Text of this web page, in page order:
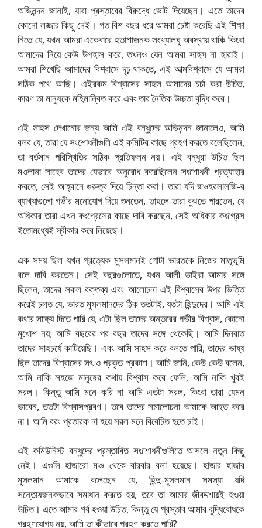
অভিনন্দন জানাই, যারা প্রস্তাবের বিরুদ্ধে ভোট দিয়েছেন। এতে তাদের
কোনো লজ্জার কিছু নেই। গত বিশ বছর ধরে আমরা চেষ্টা করেছি এই শিক্ষা
নিতে যে, যখন আমরা একেবারে হতাশাজনক সংখ্যালঘু অবস্থায় থাকি কিংবা
আমাদের নিয়ে কেউ উপহাস করে, তখনও যেন আমরা সাহস না হারাই।
আমরা শিখেছি আমাদের বিশ্বাসে দৃঢ় থাকতে, এই আত্মবিশ্বাসে যে আমরা
সঠিক পথে আছি। এইরকম বিশ্বাসের সাহস আমাদের চর্চা করা উচিত,
কারণ তা মানুষকে মহিমান্বিত করে এবং তার নৈতিক উচ্চতা বৃদ্ধি করে।
এই সাহস দেখানোর জন্য আমি এই বন্ধুদের অভিনন্দন জানালেও, আমি
বলব যে, তারা যে সংশোধনীগুলি এই কমিটির কাছে গ্রহণ করতে বলেছিলেন,
তা বর্তমান পরিস্থিতির সঠিক প্রতিফলন নয়। এই বন্ধুরা উচিত ছিল
মওলানা সাহেব তাদের যেভাবে অনুরোধ করেছিলেন সংশোধনী প্রত্যাহার
করতে, সেই আহ্বানে গুরুত্ব দিয়ে চিন্তা করা। তারা যদি জওহরলালজি-র
ব্যাখ্যাগুলো গভীর মনোযোগ দিয়ে শুনতেন, তাহলে তারা বুঝতে পারতেন, যে
অধিকার তারা এখন কংগ্রেসের কাছে দাবি করছেন, সেই অধিকার কংগ্রেস
ইতোমধ্যেই স্বীকার করে নিয়েছে।
এক সময় ছিল যখন প্রত্যেক মুসলমানই গোটা ভারতকে নিজের মাতৃভূমি
বলে দাবি করতেন। সেই বছরগুলোতে, যখন আলী ভাইরা আমার সঙ্গে
ছিলেন, তাদের সকল বক্তব্য এবং আলোচনা এই বিশ্বাসের উপর ভিত্তি
করেই চলত যে, ভারত মুসলমানদের ঠিক ততটাই, যতটা হিন্দুদের। আমি এই
কথার সাক্ষ্য দিতে পারি যে, এটা ছিল তাদের অন্তরের গভীর বিশ্বাস, কোনো
মুখোশ নয়; আমি বছরের পর বছর তাদের সঙ্গে থেকেছি। আমি দিনরাত
তাদের সাহচর্যে কাটিয়েছি। এবং আমি সাহস করে বলতে পারি, তাদের ভাষ্য
ছিল তাদের বিশ্বাসের সৎ ও প্রকৃত প্রকাশ। আমি জানি, কেউ কেউ বলেন,
আমি নাকি সহজে মানুষের কথায় বিশ্বাস করে ফেলি, আমি নাকি খুবই
সরল। কিন্তু আমি মনে করি না আমি এতটা সরল, কিংবা তারা যেমন
ভাবেন, ততটা বিশ্বাসপ্রবণ। তবে তাদের সমালোচনা আমাকে আহত করে
না। আমি বরং প্রতারক না হয়ে সরল মনে বিবেচিত হতে চাই।
এই কমিউনিস্ট বন্ধুদের প্রস্তাবিত সংশোধনীগুলিতে আসলে নতুন কিছু
নেই। এগুলি হাজারো মঞ্চ থেকে বারবার বলা হয়েছে। হাজার হাজার
মুসলমান আমাকে বলেছেন যে, হিন্দু-মুসলমান সমস্যা যদি
সন্তোষজনকভাবে সমাধান করতে হয়, তবে তা আমার জীবদ্দশায়ই হওয়া
উচিত। এতে আমার গর্ব হওয়া উচিত, কিন্তু যে প্রস্তাব আমার বুদ্ধিবোধকে
গ্রহণযোগ্য নয়, আমি তা কীভাবে গ্রহণ করতে পারি?